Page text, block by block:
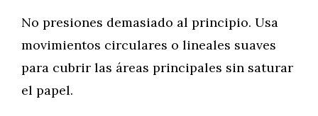
No presiones demasiado al principio. Usa
movimientos circulares o lineales suaves
para cubrir las áreas principales sin saturar
el papel.